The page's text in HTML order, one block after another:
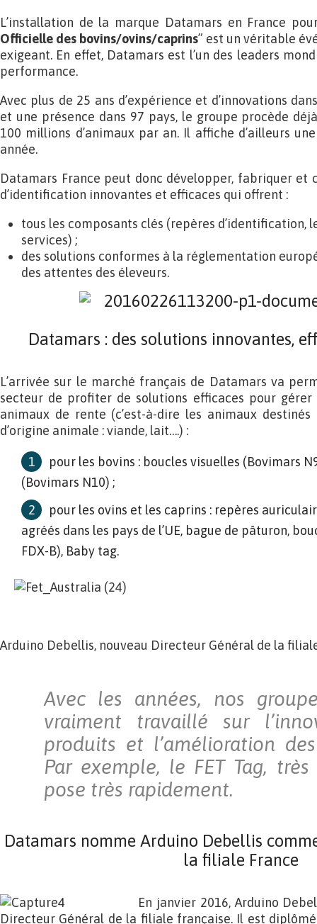
L’installation de la marque Datamars en France
Officielle des bovins/ovins/caprins” est un véritable
exigeant. En effet, Datamars est l’un des leaders
performance.
Avec plus de 25 ans d’expérience et d’innovations
et une présence dans 97 pays, le groupe procède
100 millions d’animaux par an. Il affiche d’ailleurs
année.
Datamars France peut donc développer, fabriquer et
d’identification innovantes et efficaces qui offrent :
tous les composants clés (repères d’identification,
services) ;
des solutions conformes à la réglementation
des attentes des éleveurs.
Datamars : des solutions innovantes,
L’arrivée sur le marché français de Datamars va
secteur de profiter de solutions efficaces pour gérer
animaux de rente (c’est-à-dire les animaux
d’origine animale : viande, lait….) :
pour les bovins : boucles visuelles (Bovimars
(Bovimars N10) ;
pour les ovins et les caprins : repères
agréés dans les pays de l’UE, bague de pâturon,
FDX-B), Baby tag.
Arduino Debellis, nouveau Directeur Général de la
Avec les années, nos
vraiment travaillé sur
produits et l’amélioration
Par exemple, le FET Tag,
pose très rapidement.
Datamars nomme Arduino Debellis
la filiale France
En janvier 2016, Arduino
Directeur Général de la filiale française. Il est